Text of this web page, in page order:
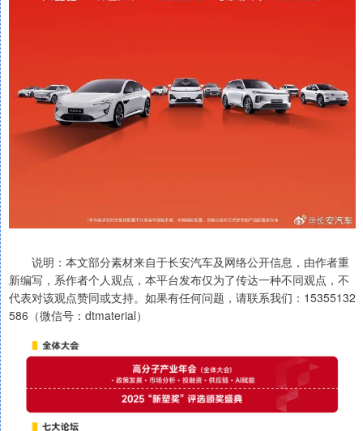
说明：本文部分素材来自于长安汽车及网络公开信息，由作者重
新编写，系作者个人观点，本平台发布仅为了传达一种不同观点，不
代表对该观点赞同或支持。如果有任何问题，请联系我们：15355132
586（微信号：dtmaterial）